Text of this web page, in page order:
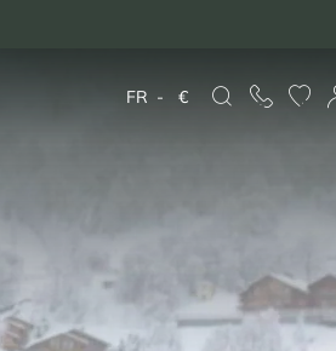
FR - €